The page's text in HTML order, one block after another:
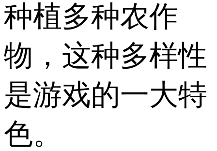
种植多种农作
物，这种多样性
是游戏的一大特
色。